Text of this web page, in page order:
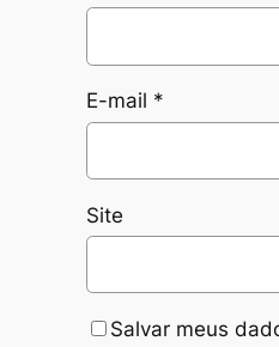
E-mail *
Site
Salvar meus